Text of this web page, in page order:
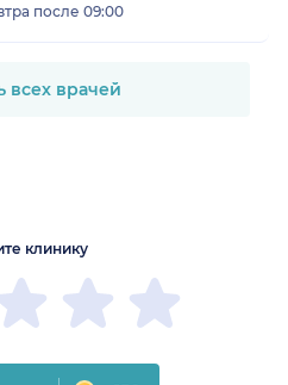
после 09:00
всех врачей
клинику